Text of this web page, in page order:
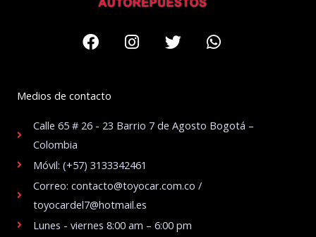
FacebookInstagram
TwitterWhatsapp
Medios de contacto
Calle 65 # 26 - 23 Barrio 7 de Agosto Bogotá –
Colombia
Móvil: (+57) 3133342461
Correo: contacto@toyocar.com.co /
toyocardel7@hotmail.es
Lunes - viernes 8:00 am – 6:00 pm